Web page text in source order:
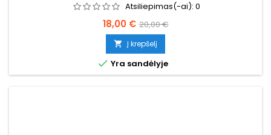
Atsiliepimas(-ai): 0
Kaina
18,00 € Bazinė
kaina
20,00 €
 Į krepšelį
 Yra sandėlyje